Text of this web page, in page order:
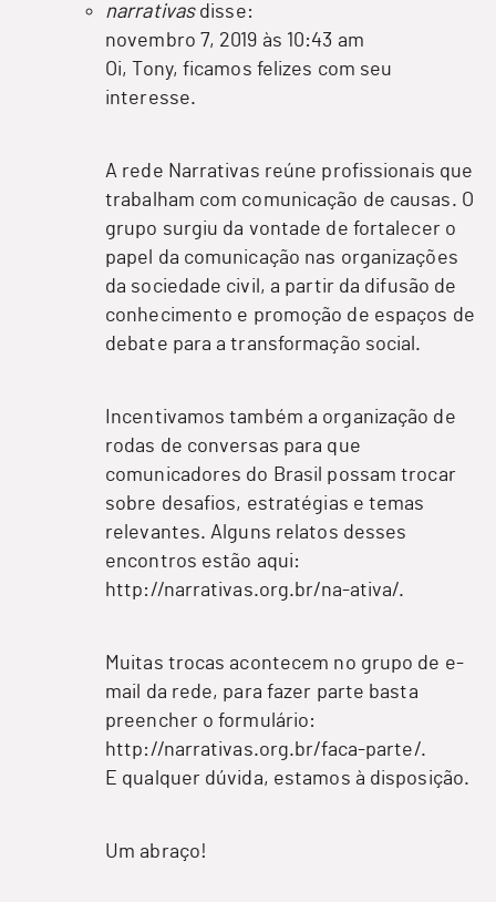
narrativas disse:
novembro 7, 2019 às 10:43 am
Oi, Tony, ficamos felizes com seu
interesse.
A rede Narrativas reúne profissionais que
trabalham com comunicação de causas. O
grupo surgiu da vontade de fortalecer o
papel da comunicação nas organizações
da sociedade civil, a partir da difusão de
conhecimento e promoção de espaços de
debate para a transformação social.
Incentivamos também a organização de
rodas de conversas para que
comunicadores do Brasil possam trocar
sobre desafios, estratégias e temas
relevantes. Alguns relatos desses
encontros estão aqui:
http://narrativas.org.br/na-ativa/.
Muitas trocas acontecem no grupo de e-
mail da rede, para fazer parte basta
preencher o formulário:
http://narrativas.org.br/faca-parte/.
E qualquer dúvida, estamos à disposição.
Um abraço!